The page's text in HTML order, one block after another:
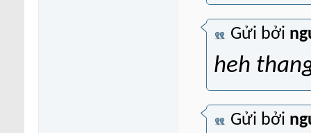
Gửi bởi
heh
Gửi bởi